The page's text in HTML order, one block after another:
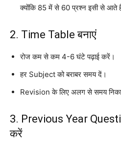
क्योंकि 85 में से 60 प्रश्न इसी से आते
2. Time Table बनाएं
रोज कम से कम 4-6 घंटे पढ़ाई करें।
हर Subject को बराबर समय दें।
Revision के लिए अलग से समय
3. Previous Year
करें